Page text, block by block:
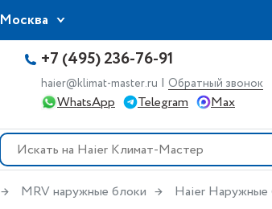
Москва
+7 (495) 236-76-91
haier@klimat-master.ru | Обратный звонок
WhatsApp Telegram Max
MRV наружные блоки Haier Наружные